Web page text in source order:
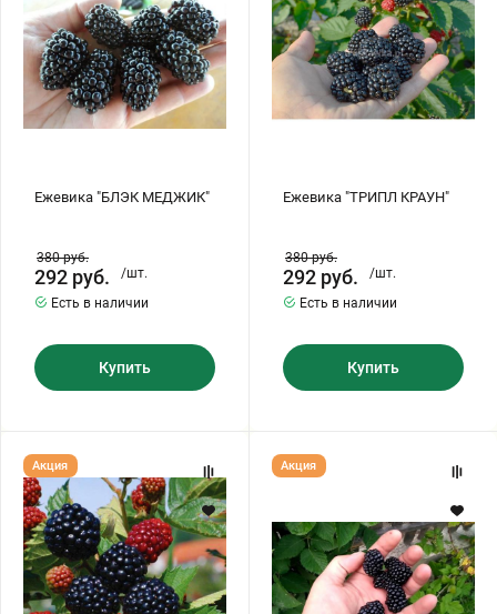
Шарафуга
Бирючина
Плющ
ПАМПАСНАЯ ТРАВА
Кизильник саженец
Экзотические растения
Декоративные саженцы
Клематис
Хризантемы саженцы
Зелень и пряные травы
Ежевика "БЛЭК МЕДЖИК"
380руб.
292 руб.
/шт.
Есть в наличии
Купить
Ежевика "ТРИПЛ КРАУН"
380руб.
292 руб.
/шт.
Есть в наличии
Купить
Ежевика
"АСТЕРИНА"
Акция
Ежевика
"ГАЙ"
Акция